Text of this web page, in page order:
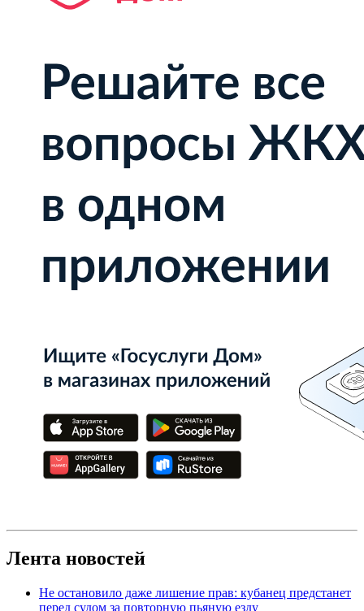
Лента новостей
Не остановило даже лишение прав: кубанец предстанет
перед судом за повторную пьяную езду